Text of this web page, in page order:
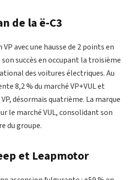
de la ë-C3
avec une hausse de 2 points en
succès en occupant la troisième
des voitures électriques. Au
8,2 % du marché VP+VUL et
désormais quatrième. La marque
le marché VUL, consolidant son
du groupe.
et Leapmotor